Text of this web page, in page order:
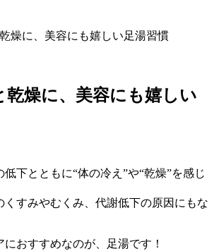
燥に、美容にも嬉しい足湯習慣
乾燥に、美容にも嬉しい
下とともに“体の冷え”や“乾燥”を感じ
くすみやむくみ、代謝低下の原因にもな
おすすめなのが、足湯です！